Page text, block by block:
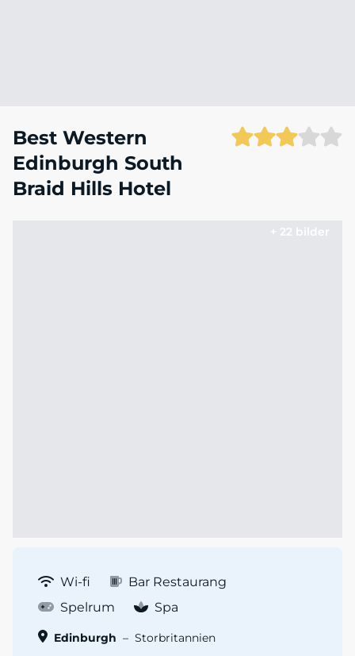
Best Western
Edinburgh South
Braid Hills Hotel
+ 22 bilder
Wi-fi
Bar Restaurang
Spelrum
Spa
Edinburgh – Storbritannien